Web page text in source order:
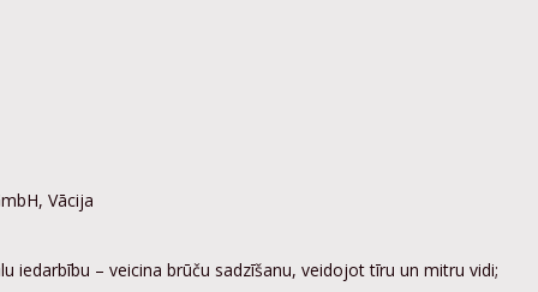
Vācija
iedarbību – veicina brūču sadzīšanu, veidojot tīru un mitru vidi;